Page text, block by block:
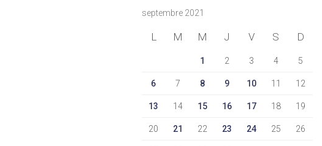
septembre 2021
L M M J V S D
1 2 3 4 5
6 7 8 9 10 11 12
13 14 15 16 17 18 19
20 21 22 23 24 25 26